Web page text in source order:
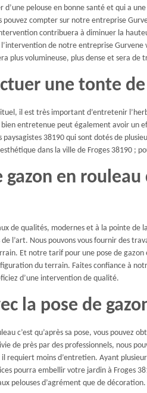
d’une pelouse en bonne santé et qui a
pouvez compter sur notre entreprise
contribuera à diminuer la
l’intervention de notre entreprise
plus volumineuse, plus dense et sera de
une tonte
il est très important d’entretenir
entretenue peut également avoir un
38190 qui sont dotés de
dans la ville de Froges 38190 ;
gazon en
de qualités, modernes et à la pointe de
de l’art. Nous pouvons vous fournir des
Et notre tarif pour une pose de
du terrain. Faites confiance à
d’une intervention de qualité.
la pose de
c’est qu’après sa pose, vous pouvez
de près par des professionnels, nous
requiert moins d’entretien. Ayant
pourra embellir votre jardin à Froges
pelouses d’agrément que de décoration.